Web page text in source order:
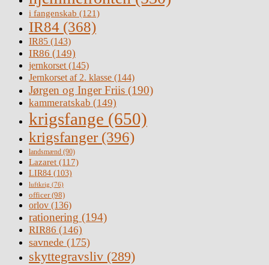
i fangenskab (121)
IR84 (368)
IR85 (143)
IR86 (149)
jernkorset(145)
Jernkorset af 2. klasse (144)
Jørgen og Inger Friis (190)
kammeratskab (149)
krigsfange (650)
krigsfanger (396)
landsmænd (90)
Lazaret (117)
LIR84 (103)
luftkrig (76)
officer(98)
orlov (136)
rationering (194)
RIR86 (146)
savnede (175)
skyttegravsliv (289)